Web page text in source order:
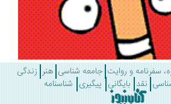
و روایت جامعه شناسی هنر زندگی
نقد بایگانی پیگیری شناسنامه